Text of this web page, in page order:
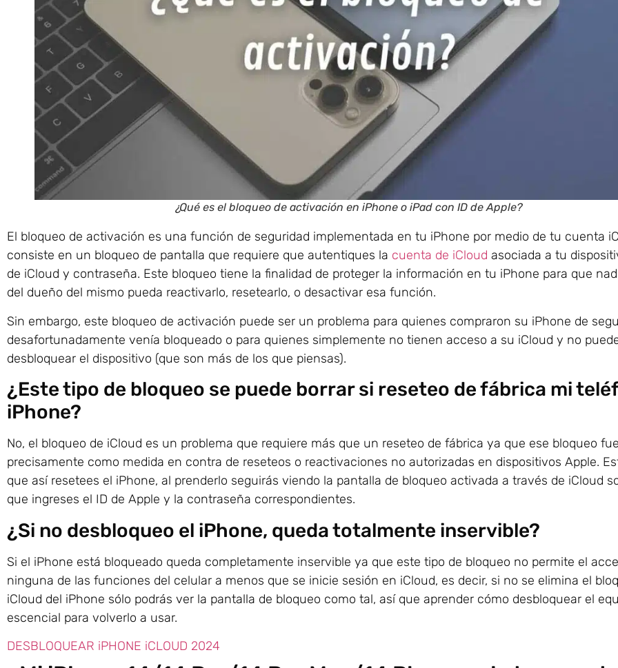
¿Qué es el bloqueo de activación en iPhone o iPad con ID de Apple?
El bloqueo de activación es una función de seguridad implementada en tu iPhone por medio de tu cuenta
consiste en un bloqueo de pantalla que requiere que autentiques la cuenta de iCloud asociada a tu
de iCloud y contraseña. Este bloqueo tiene la finalidad de proteger la información en tu iPhone para que
del dueño del mismo pueda reactivarlo, resetearlo, o desactivar esa función.
Sin embargo, este bloqueo de activación puede ser un problema para quienes compraron su iPhone de
desafortunadamente venía bloqueado o para quienes simplemente no tienen acceso a su iCloud y no
desbloquear el dispositivo (que son más de los que piensas).
¿Este tipo de bloqueo se puede borrar si reseteo de fábrica mi
iPhone?
No, el bloqueo de iCloud es un problema que requiere más que un reseteo de fábrica ya que ese bloqueo
precisamente como medida en contra de reseteos o reactivaciones no autorizadas en dispositivos Apple.
que así resetees el iPhone, al prenderlo seguirás viendo la pantalla de bloqueo activada a través de iCloud
que ingreses el ID de Apple y la contraseña correspondientes.
¿Si no desbloqueo el iPhone, queda totalmente inservible?
Si el iPhone está bloqueado queda completamente inservible ya que este tipo de bloqueo no permite el
ninguna de las funciones del celular a menos que se inicie sesión en iCloud, es decir, si no se elimina el
iCloud del iPhone sólo podrás ver la pantalla de bloqueo como tal, así que aprender cómo desbloquear el
escencial para volverlo a usar.
DESBLOQUEAR iPHONE iCLOUD 2024